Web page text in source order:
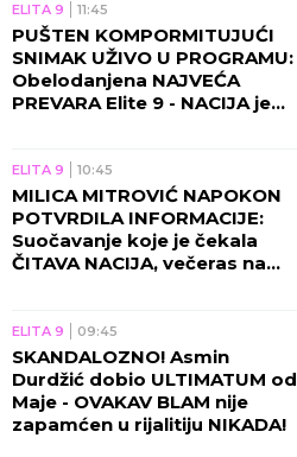
ELITA 9 11:45
PUŠTEN KOMPORMITUJUĆI
SNIMAK UŽIVO U PROGRAMU:
Obelodanjena NAJVEĆA
PREVARA Elite 9 - NACIJA je
ELITA 9 10:45
MILICA MITROVIĆ NAPOKON
POTVRDILA INFORMACIJE:
Suočavanje koje je čekala
ČITAVA NACIJA, večeras na
ELITA 9 09:45
SKANDALOZNO! Asmin
Durdžić dobio ULTIMATUM od
Maje - OVAKAV BLAM nije
zapamćen u rijalitiju NIKADA!